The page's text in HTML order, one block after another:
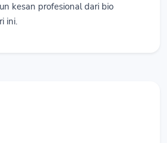
kesan profesional dari bio
ini.